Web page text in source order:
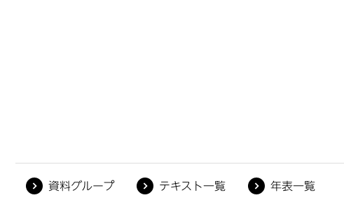
資料グループ テキスト一覧 年表一覧